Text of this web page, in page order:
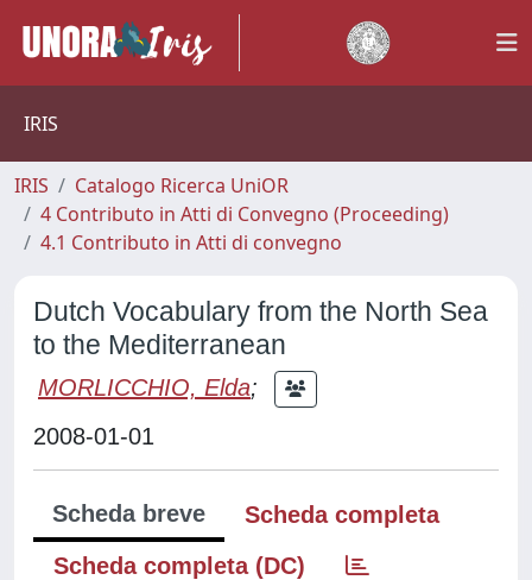
IRIS
IRIS
Catalogo Ricerca UniOR
4 Contributo in Atti di Convegno (Proceeding)
4.1 Contributo in Atti di convegno
Dutch Vocabulary from the North Sea
to the Mediterranean
MORLICCHIO, Elda;
2008-01-01
Scheda breve
Scheda completa
Scheda completa (DC)